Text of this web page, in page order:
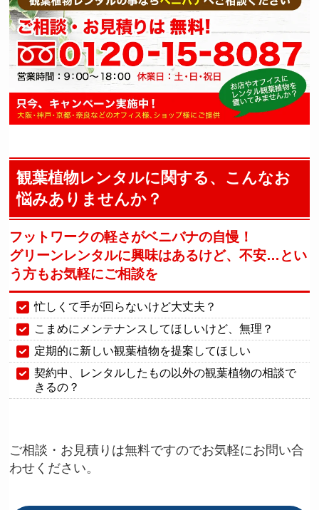
観葉植物レンタルに関する、こんなお
悩みありませんか？
フットワークの軽さがベニバナの自慢！
グリーンレンタルに興味はあるけど、不安… とい
う方もお気軽にご相談を
忙しくて手が回らないけど大丈夫？
こまめにメンテナンスしてほしいけど、無理？
定期的に新しい観葉植物を提案してほしい
契約中、レンタルしたもの以外の観葉植物の相談で
きるの？
ご相談・お見積りは無料ですのでお気軽にお問い合
わせください。